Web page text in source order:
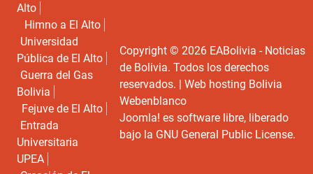
Alto
Himno a El Alto
Universidad
Pública de El Alto
Guerra del Gas
Bolivia
Fejuve de El Alto
Entrada
Universitaria
UPEA
Copyright © 2026 EABolivia - Noticias
de Bolivia. Todos los derechos
reservados. |Web hosting Bolivia
Webenblanco
Joomla! es software libre, liberado
bajo la GNU General Public License.